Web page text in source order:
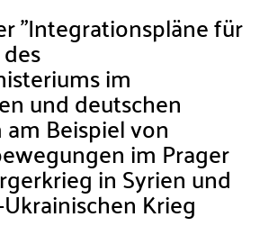
"Integrationspläne für
im
und deutschen
Beispiel von
im Prager
in Syrien und
Krieg